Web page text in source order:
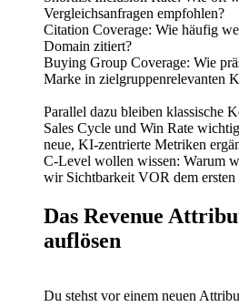
Vergleichsanfragen empfohlen?
Citation Coverage: Wie häufig
Domain zitiert?
Buying Group Coverage: Wie
Marke in zielgruppenrelevanten
Parallel dazu bleiben klassische
Sales Cycle und Win Rate
neue, KI-zentrierte Metriken
C-Level wollen wissen: Warum
wir Sichtbarkeit VOR dem
Das Revenue
auflösen
Du stehst vor einem neuen